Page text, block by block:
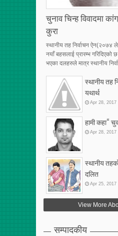
चुनाव चिन्ह विवादमा
कुरा
स्थानीय तह निर्वाचन ऐन(२०७४ ले
नयाँ बहसलाई प्रारम्भ गरिदिएको
भएका दलहरुले मात्र स्थानीय
स्थानीय तह
यथार्थ
Apr 28 2017
हामी कहा“
Apr 28 2017
स्थानीय
दलित
Apr 25 2017
फेरि अर्को
View More
सम्पादकीय